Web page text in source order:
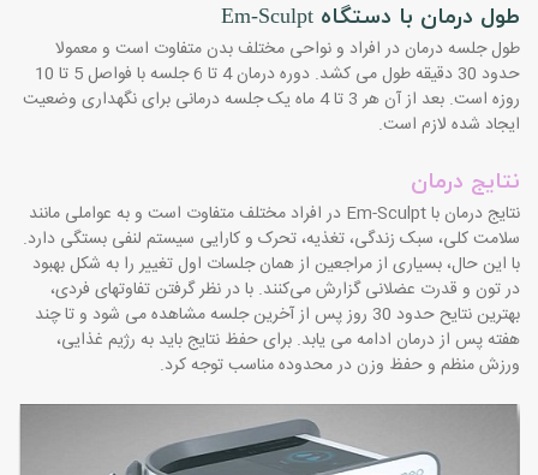
طول درمان با دستگاه Em-Sculpt
طول جلسه درمان در افراد و نواحی مختلف بدن متفاوت است و معمولا
حدود 30 دقیقه طول می کشد. دوره درمان 4 تا 6 جلسه با فواصل 5 تا 10
روزه است. بعد از آن هر 3 تا 4 ماه یک جلسه درمانی برای نگهداری وضعیت
ایجاد شده لازم است.
نتایج درمان
نتایج درمان باEm-Sculpt در افراد مختلف متفاوت است و به عواملی مانند
سلامت کلی، سبک زندگی، تغذیه، تحرک و کارایی سیستم لنفی بستگی دارد.
با این حال، بسیاری از مراجعین از همان جلسات اول تغییر را به شکل بهبود
در تون و قدرت عضلانی گزارش می‌کنند. با در نظر گرفتن تفاوتهای فردی،
بهترین نتایح حدود 30 روز پس از آخرین جلسه مشاهده می شود و تا چند
هفته پس از درمان ادامه می یابد. برای حفظ نتایج باید به رژیم غذایی،
ورزش منظم و حفظ وزن در محدوده مناسب توجه کرد.